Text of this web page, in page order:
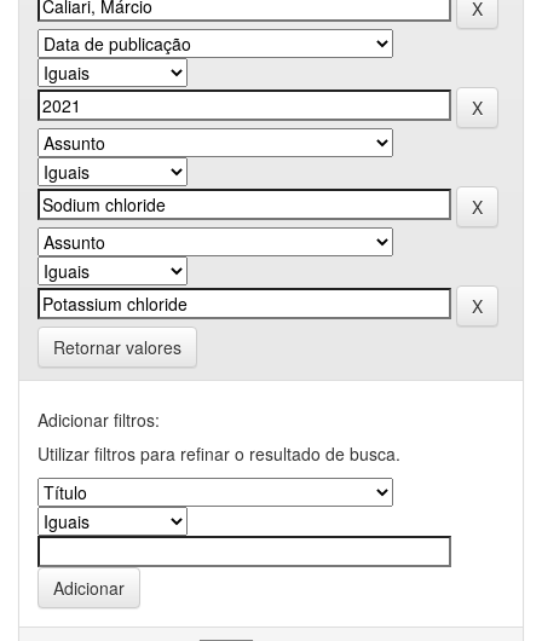
Retornar valores
Adicionar filtros:
Utilizar filtros para refinar o resultado de busca.